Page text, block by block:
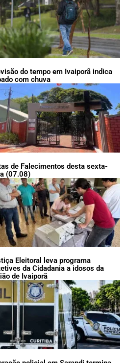
do tempo em Ivaiporã indica
com chuva
de Falecimentos desta sexta-
(07.08)
Eleitoral leva programa
da Cidadania a idosos da
de Ivaiporã